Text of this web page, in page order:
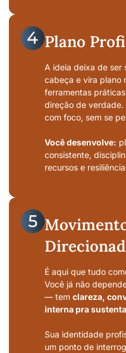
Plano
A ideia deixa de ser
cabeça e vira plano
ferramentas
direção de
com foco, sem se
Você desenvolve:
consistente,
recursos e
É aqui que tudo
Você já não
— tem clareza,
interna pra
Sua identidade
um ponto de